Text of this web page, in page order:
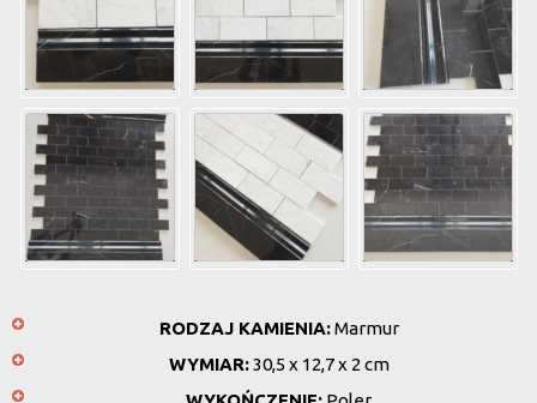
RODZAJ KAMIENIA:Marmur
WYMIAR:30,5 x 12,7 x 2 cm